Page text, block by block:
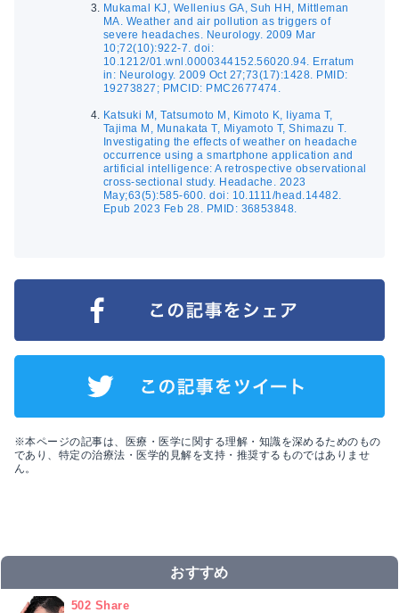
Mukamal KJ, Wellenius GA, Suh HH, Mittleman
MA. Weather and air pollution as triggers of
severe headaches. Neurology. 2009 Mar
10;72(10):922-7. doi:
10.1212/01.wnl.0000344152.56020.94. Erratum
in: Neurology. 2009 Oct 27;73(17):1428. PMID:
19273827; PMCID: PMC2677474.
Katsuki M, Tatsumoto M, Kimoto K, Iiyama T,
Tajima M, Munakata T, Miyamoto T, Shimazu T.
Investigating the effects of weather on headache
occurrence using a smartphone application and
artificial intelligence: A retrospective observational
cross-sectional study. Headache. 2023
May;63(5):585-600. doi: 10.1111/head.14482.
Epub 2023 Feb 28. PMID: 36853848.
※本ページの記事は、医療・医学に関する理解・知識を深めるためのもの
であり、特定の治療法・医学的見解を支持・推奨するものではありませ
ん。
おすすめ
502 Share